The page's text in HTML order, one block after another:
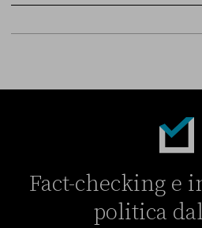
Fact-checking e
politica